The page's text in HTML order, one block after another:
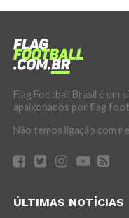
Flag Football Brasil é
apaixonados por flag
Não temos ligação com
ÚLTIMAS NOTÍCIAS